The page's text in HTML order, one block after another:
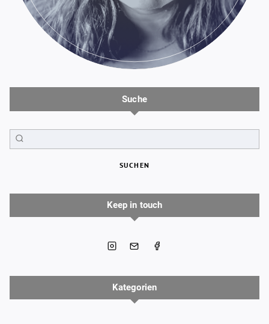
Suche
SUCHEN
Keep in touch
Kategorien